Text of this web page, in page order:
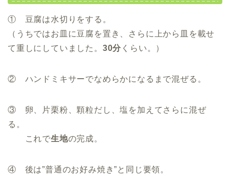
① 豆腐は水切りをする。
（うちではお皿に豆腐を置き、さらに上から皿を載せ
て重しにしていました。 30分 くらい。）
② ハンドミキサーでなめらかになるまで混ぜる。
③ 卵、片栗粉、顆粒だし、塩を加えてさらに混ぜ
る。
これで生地の完成。
④ 後は”普通のお好み焼き”と同じ要領。